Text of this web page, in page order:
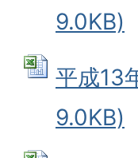
9.0KB)
平成13
9.0KB)